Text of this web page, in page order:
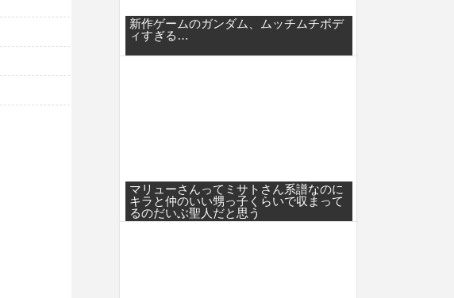
新作ゲームのガンダム、ムッチムチボデ
ィすぎる…
マリューさんってミサトさん系譜なのに
キラと仲のいい甥っ子くらいで収まって
るのだいぶ聖人だと思う